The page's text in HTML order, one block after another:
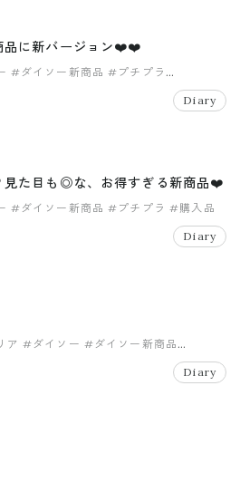
品に新バージョン❤️❤️
#ダイソー新商品 #プチプラ
Diary
見た目も◎な、お得すぎる新商品❤️
#ダイソー新商品 #プチプラ #購入品
Diary
ア #ダイソー #ダイソー新商品
Diary